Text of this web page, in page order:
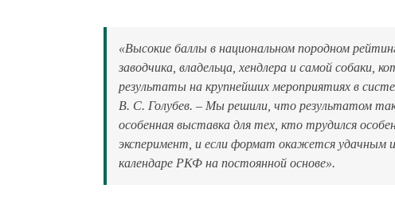
«Высокие баллы в национальном породном
заводчика, владельца, хендлера и самой собаки,
результаты на крупнейших мероприятиях в
В. С. Голубев. – Мы решили, что результатом
особенная выставка для тех, кто трудился
эксперимент, и если формат окажется удачным
календаре РКФ на постоянной основе».